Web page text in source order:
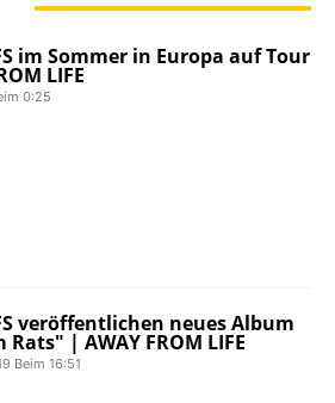
im Sommer in Europa auf Tour
LIFE
0:25
veröffentlichen neues Album
| AWAY FROM LIFE
Beim 16:51